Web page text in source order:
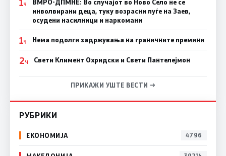
1Ч
ВМРО-ДПМНЕ: Во случајот во Ново Село не се
инволвирани деца, туку возрасни луѓе на Заев,
осудени насилници и наркомани
1Ч Нема подолги задржувања на граничните премини
2Ч Свети Климент Охридски и Свети Пантелејмон
ПРИКАЖИ УШТЕ ВЕСТИ →
РУБРИКИ
ЕКОНОМИЈА 4796